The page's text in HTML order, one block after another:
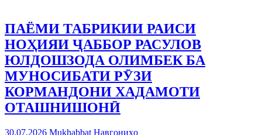
ПАЁМИ ТАБРИКИИ РАИСИ
НОҲИЯИ ҶАББОР РАСУЛОВ
ЮЛДОШЗОДА ОЛИМБЕК БА
МУНОСИБАТИ РӮЗИ
КОРМАНДОНИ ХАДАМОТИ
ОТАШНИШОНӢ
30.07.2026 Mukhabbat Навгониҳо